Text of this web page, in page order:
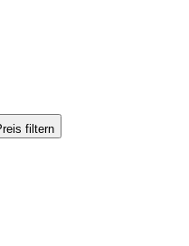
filtern